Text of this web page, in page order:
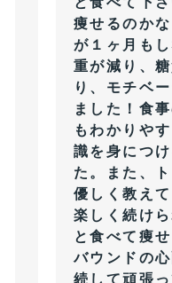
痩せるのか
が１ヶ月も
重が減り、
り、モチベ
ました！食
もわかりや
識を身につ
た。また、
優しく教え
楽しく続け
と食べて痩
バウンドの
続して頑張